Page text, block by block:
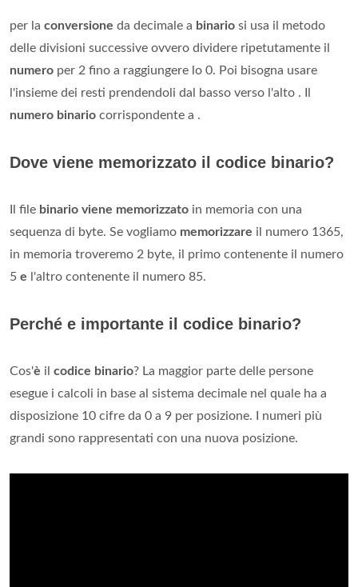
per la conversione da decimale a binario si usa il metodo
delle divisioni successive ovvero dividere ripetutamente il
numero per 2 fino a raggiungere lo 0. Poi bisogna usare
l'insieme dei resti prendendoli dal basso verso l'alto . Il
numero binario corrispondente a .
Dove viene memorizzato il codice binario?
Il file binario viene memorizzato in memoria con una
sequenza di byte. Se vogliamo memorizzare il numero 1365,
in memoria troveremo 2 byte, il primo contenente il numero
5 e l'altro contenente il numero 85.
Perché e importante il codice binario?
Cos'è il codice binario? La maggior parte delle persone
esegue i calcoli in base al sistema decimale nel quale ha a
disposizione 10 cifre da 0 a 9 per posizione. I numeri più
grandi sono rappresentati con una nuova posizione.